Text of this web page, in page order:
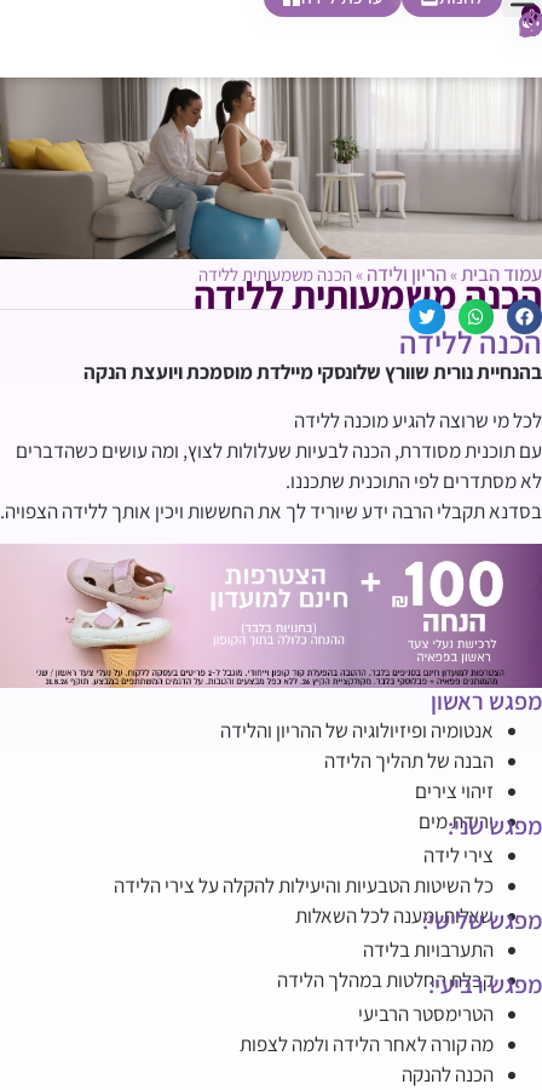
0
עמוד הבית»הריון ולידה »הכנה משמעותית ללידה
הכנה משמעותית ללידה
הכנה ללידה
בהנחיית נורית שוורץ שלונסקי מיילדת מוסמכת ויועצת הנקה
לכל מי שרוצה להגיע מוכנה ללידה
עם תוכנית מסודרת, הכנה לבעיות שעלולות לצוץ, ומה עושים כשהדברים
לא מסתדרים לפי התוכנית שתכננו.
בסדנא תקבלי הרבה ידע שיוריד לך את החששות ויכין אותך ללידה הצפויה.
מפגש ראשון
אנטומיה ופיזיולוגיה של ההריון והלידה
הבנה של תהליך הלידה
זיהוי צירים
ירידת מים
מפגש שני:
צירי לידה
כל השיטות הטבעיות והיעילות להקלה על צירי הלידה
שאלות ומענה לכל השאלות
מפגש שלישי:
התערבויות בלידה
קבלת החלטות במהלך הלידה
מפגש רביעי:
הטרימסטר הרביעי
מה קורה לאחר הלידה ולמה לצפות
הכנה להנקה